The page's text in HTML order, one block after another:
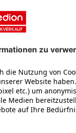
Dir mit der
nächste
und Klein. Du
direkt auf dem